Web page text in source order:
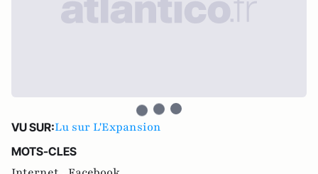
VU SUR:Lu sur L'Expansion
MOTS-CLES